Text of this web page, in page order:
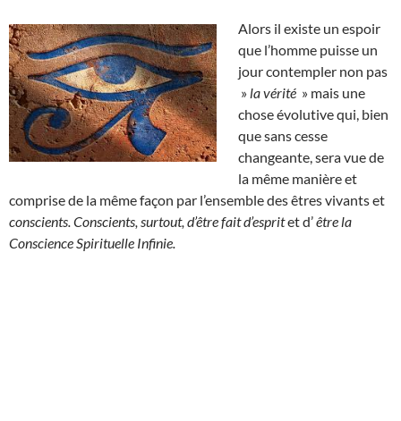
Alors il existe un espoir
que l’homme puisse un
jour contempler non pas
» la vérité » mais une
chose évolutive qui, bien
que sans cesse
changeante, sera vue de
la même manière et
comprise de la même façon par l’ensemble des êtres vivants et
conscients. Conscients, surtout, d’être fait d’espritet d’être la
Conscience Spirituelle Infinie.